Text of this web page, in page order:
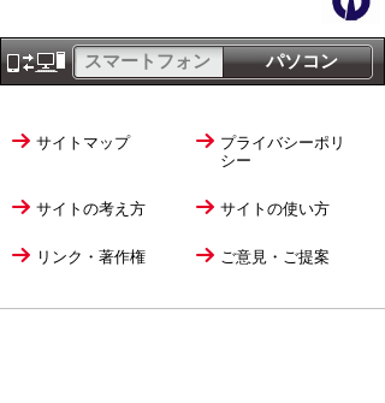
パソコン
スマートフォン
サイトマップ
プライバシーポリ
シー
サイトの考え方 サイトの使い方
リンク・著作権 ご意見・ご提案